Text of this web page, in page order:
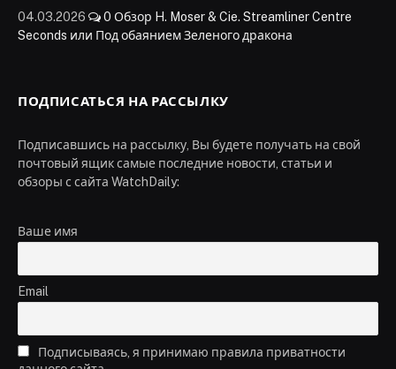
04.03.2026 0 Обзор H. Moser & Cie. Streamliner Centre
Seconds или Под обаянием Зеленого дракона
ПОДПИСАТЬСЯ НА РАССЫЛКУ
Подписавшись на рассылку, Вы будете получать на свой
почтовый ящик самые последние новости, статьи и
обзоры с сайта WatchDaily:
Ваше имя
Email
Подписываясь, я принимаю правила приватности